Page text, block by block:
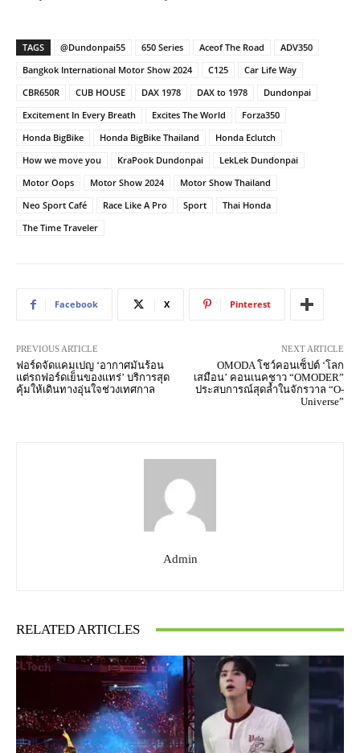
TAGS @Dundonpai55 650 Series Aceof The Road
ADV350
Bangkok International Motor Show 2024
C125
Car Life Way
CBR650R
CUB HOUSE DAX 1978 DAX to 1978
Dundonpai
Excitement In Every Breath
Excites The World
Forza350
Honda BigBike
Honda BigBike Thailand
Honda Eclutch
How we move you
KraPook Dundonpai
LekLek Dundonpai
Motor Oops
Motor Show 2024
Motor Show Thailand
Neo Sport Café
Race Like A Pro Sport
Thai Honda
The Time Traveler
Facebook X Pinterest
PREVIOUS ARTICLE
ฟอร์ดจัดแคมเปญ ‘อากาศมันร้อน
แต่รถฟอร์ดเย็นของแทร่’ บริการสุด
คุ้มให้เดินทางอุ่นใจช่วงเทศกาล
NEXT ARTICLE
OMODA โชว์คอนเซ็ปต์ ‘โลก
เสมือน’ คอนเนคชาว “OMODER”
ประสบการณ์สุดล้ำในจักรวาล “O-
Universe”
Admin
RELATED ARTICLES